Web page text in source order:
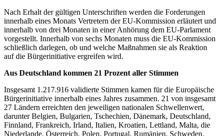
Nach Erhalt der gültigen Unterschriften werden die Forderungen
innerhalb eines Monats Vertretern der EU-Kommission erläutert und
innerhalb von drei Monaten in einer Anhörung dem EU-Parlament
vorgestellt. Innerhalb von sechs Monaten muss die EU-Kommission
schließlich darlegen, ob und welche Maßnahmen sie als Reaktion
auf die Bürgerinitiative ergreifen wird.
Aus Deutschland kommen 21 Prozent aller Stimmen
Insgesamt 1.217.916 validierte Stimmen kamen für die Europäische
Bürgerinitiative innerhalb eines Jahres zusammen. 21 von insgesamt
27 Ländern erreichten den jeweiligen nationalen Schwellenwert,
darunter Belgien, Bulgarien, Tschechien, Dänemark, Deutschland,
Finnland, Frankreich, Irland, Italien, Kroatien, Lettland, Malta, die
Niederlande, Österreich, Polen, Portugal, Rumänien, Schweden,